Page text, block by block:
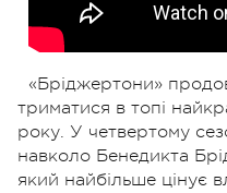
«Бріджертони»
триматися в топі
року. У четвертому
навколо Бенедикта
який найбільше цінує